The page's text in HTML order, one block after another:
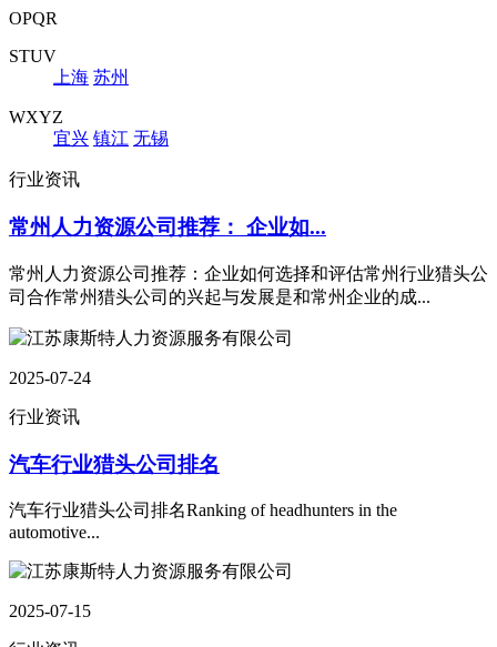
OPQR
STUV
上海 苏州
WXYZ
宜兴 镇江 无锡
行业资讯
常州人力资源公司推荐： 企业如...
常州人力资源公司推荐：企业如何选择和评估常州行业猎头公
司合作常州猎头公司的兴起与发展是和常州企业的成...
2025-07-24
行业资讯
汽车行业猎头公司排名
汽车行业猎头公司排名Ranking of headhunters in the
automotive...
2025-07-15